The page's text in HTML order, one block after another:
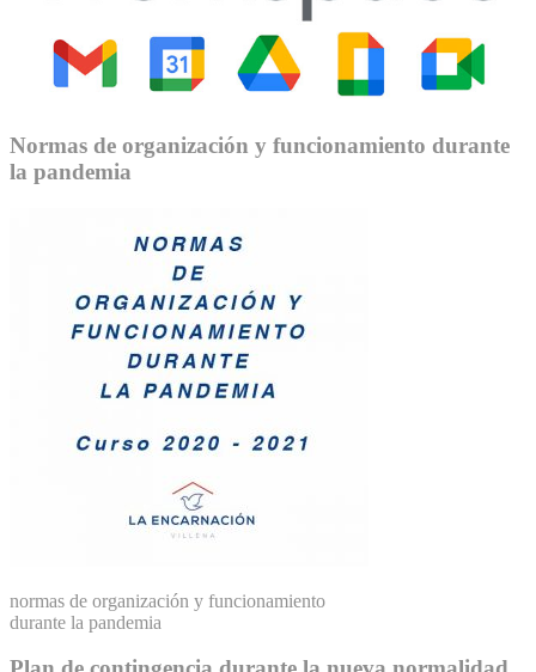
Normas de organización y funcionamiento durante
la pandemia
normas de organización y funcionamiento
durante la pandemia